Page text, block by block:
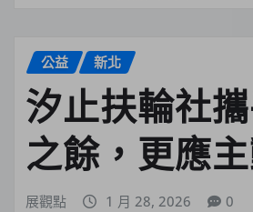
公益 新北
汐止扶輪社
之餘，更應
展觀點 1 月 28, 2026 0